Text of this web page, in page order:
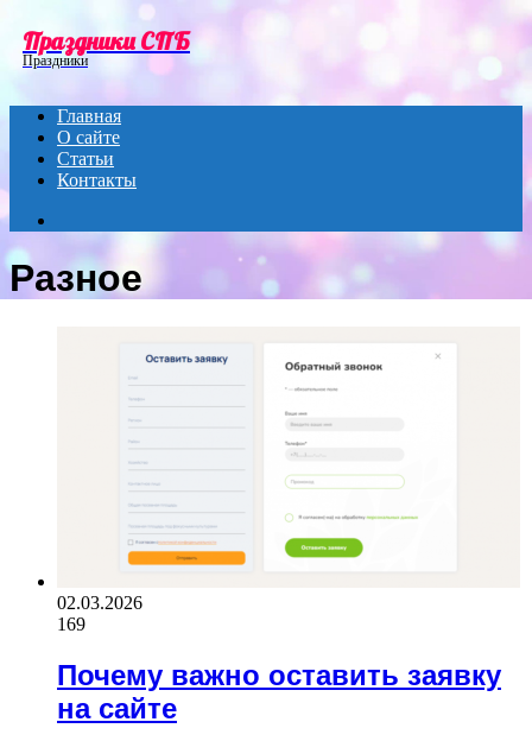
Праздники СПБ
Праздники
Главная
О сайте
Статьи
Контакты
Разное
02.03.2026
169
Почему важно оставить заявку
на сайте